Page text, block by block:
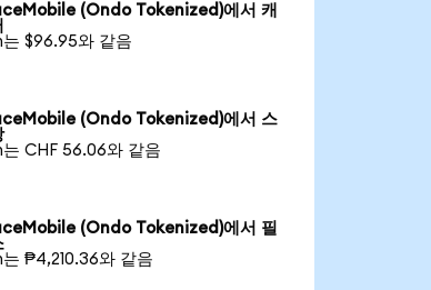
(Ondo Tokenized)에서 캐
는 $96.95와 같음
(Ondo Tokenized)에서 스
는 CHF 56.06와 같음
(Ondo Tokenized)에서 필
는 ₱4,210.36와 같음